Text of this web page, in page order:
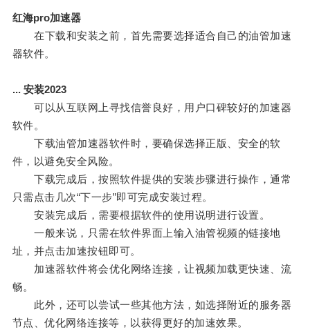
红海pro加速器
在下载和安装之前，首先需要选择适合自己的油管加速
器软件。
... 安装2023
可以从互联网上寻找信誉良好，用户口碑较好的加速器
软件。
下载油管加速器软件时，要确保选择正版、安全的软
件，以避免安全风险。
下载完成后，按照软件提供的安装步骤进行操作，通常
只需点击几次“下一步”即可完成安装过程。
安装完成后，需要根据软件的使用说明进行设置。
一般来说，只需在软件界面上输入油管视频的链接地
址，并点击加速按钮即可。
加速器软件将会优化网络连接，让视频加载更快速、流
畅。
此外，还可以尝试一些其他方法，如选择附近的服务器
节点、优化网络连接等，以获得更好的加速效果。